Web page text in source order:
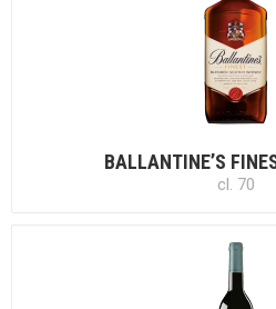
BALLANTINE’S
cl. 70